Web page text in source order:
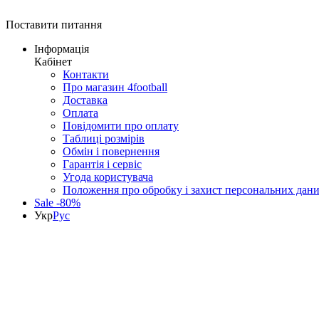
Поставити питання
Інформація
Кабінет
Контакти
Про магазин 4football
Доставка
Оплата
Повідомити про оплату
Таблиці розмірів
Обмін і повернення
Гарантія і сервіс
Угода користувача
Положення про обробку і захист персональних
Sale -80%
УкрРус